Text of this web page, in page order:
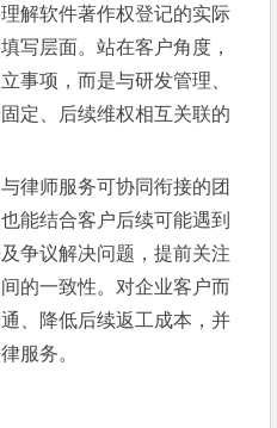
解软件著作权登记的实际
写层面。站在客户角度，
事项，而是与研发管理、
定、后续维权相互关联的
律师服务可协同衔接的团
能结合客户后续可能遇到
争议解决问题，提前关注
的一致性。对企业客户而
、降低后续返工成本，并
服务。